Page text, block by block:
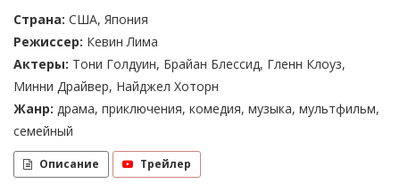
Страна: США, Япония
Режиссер: Кевин Лима
Актеры: Тони Голдуин, Брайан Блессид, Гленн Клоуз,
Минни Драйвер, Найджел Хоторн
Жанр: драма, приключения, комедия, музыка, мультфильм,
семейный
Описание Трейлер